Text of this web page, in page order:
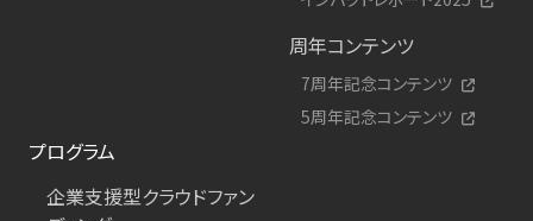
周年コンテンツ
7周年記念コンテンツ
5周年記念コンテンツ
プログラム
企業支援型クラウドファン